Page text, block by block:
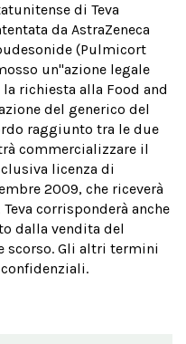
di Teva
da AstraZeneca
(Pulmicort
un''azione legale
richiesta alla Food and
del generico del
raggiunto tra le due
commercializzare il
licenza di
2009, che riceverà
corrisponderà anche
dalla vendita del
scorso. Gli altri termini